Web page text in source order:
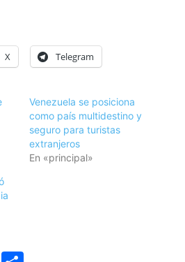
X Telegram
Venezuela se posiciona
como país multidestino y
seguro para turistas
extranjeros
En «principal»